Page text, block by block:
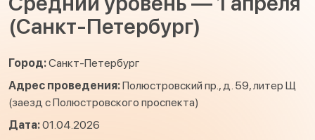
(Санкт-Петербург)
Город:Санкт-Петербург
Адрес проведения:Полюстровский пр., д. 59, литер Щ
(заезд с Полюстровского проспекта)
Дата:01.04.2026